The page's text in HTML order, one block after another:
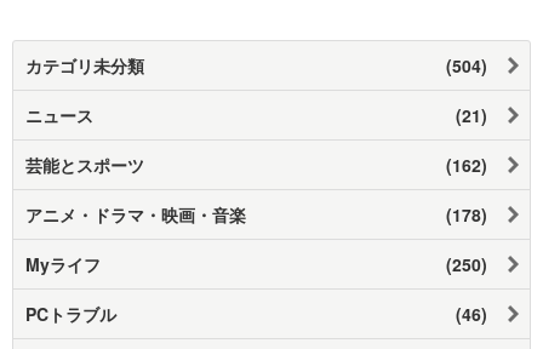
カテゴリ未分類 (504)
ニュース (21)
芸能とスポーツ (162)
アニメ・ドラマ・映画・音楽 (178)
Myライフ (250)
PCトラブル (46)